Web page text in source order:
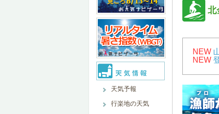
天気予報
行楽地の天気
北
NEW
NEW